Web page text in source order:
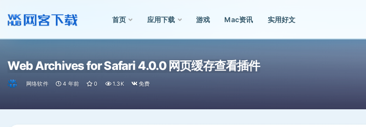
首页 应用下载 游戏 Mac资讯 实用好文
Web Archives for Safari 4.0.0 网页缓存查看插件
网络软件 4 年前 0 1.3K 免费